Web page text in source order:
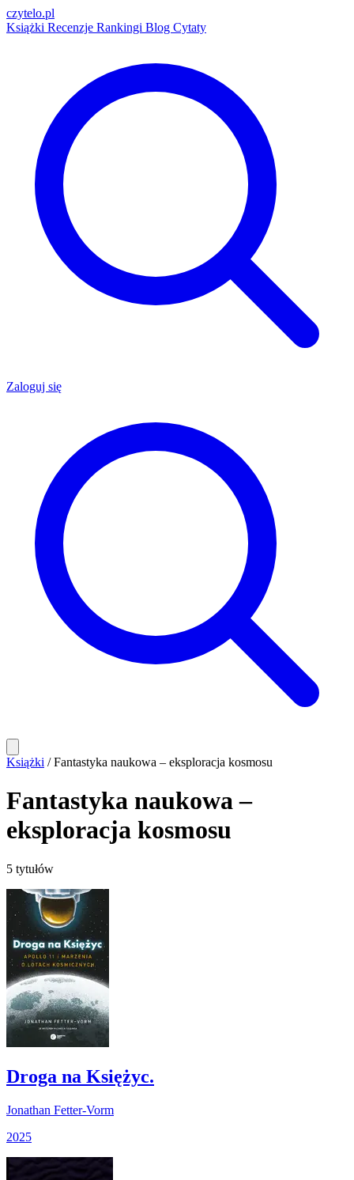
czytelo.pl
Książki Recenzje Rankingi Blog Cytaty
Zaloguj się
Książki / Fantastyka naukowa – eksploracja kosmosu
Fantastyka naukowa –
eksploracja kosmosu
5 tytułów
Droga na Księżyc.
Jonathan Fetter-Vorm
2025